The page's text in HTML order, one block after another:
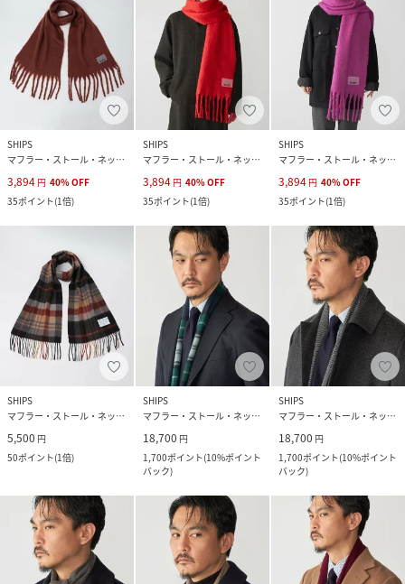
SHIPS
マフラー・ストール・ネックウォーマー
3,894 円 40%OFF
35ポイント(1倍)
SHIPS
マフラー・ストール・ネックウォーマー
3,894 円 40%OFF
35ポイント(1倍)
SHIPS
マフラー・ストール・ネックウォーマー
3,894 円 40%OFF
35ポイント(1倍)
SHIPS
マフラー・ストール・ネックウォーマー
5,500 円
50ポイント(1倍)
SHIPS
マフラー・ストール・ネックウォーマー
18,700 円
1,700ポイント(10%ポイント
バック)
SHIPS
マフラー・ストール・ネックウォーマー
18,700 円
1,700ポイント(10%ポイント
バック)